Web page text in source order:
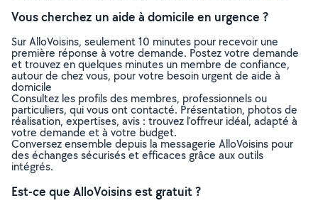
Vous cherchez un aide à domicile en urgence ?
Sur AlloVoisins, seulement 10 minutes pour recevoir une
première réponse à votre demande. Postez votre demande
et trouvez en quelques minutes un membre de confiance,
autour de chez vous, pour votre besoin urgent de aide à
domicile
Consultez les profils des membres, professionnels ou
particuliers, qui vous ont contacté. Présentation, photos de
réalisation, expertises, avis : trouvez l'offreur idéal, adapté à
votre demande et à votre budget.
Conversez ensemble depuis la messagerie AlloVoisins pour
des échanges sécurisés et efficaces grâce aux outils
intégrés.
Est-ce que AlloVoisins est gratuit ?